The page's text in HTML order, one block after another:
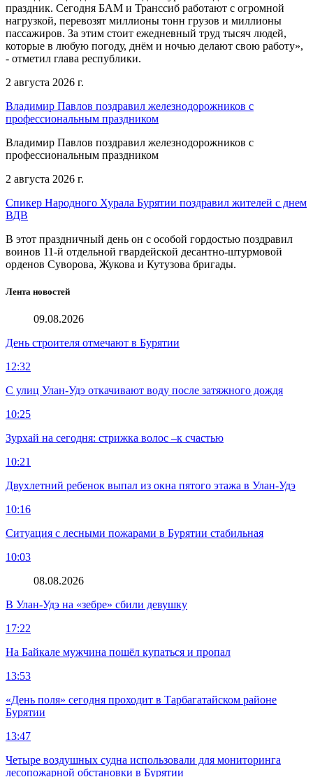
праздник. Сегодня БАМ и Транссиб работают с огромной
нагрузкой, перевозят миллионы тонн грузов и миллионы
пассажиров. За этим стоит ежедневный труд тысяч людей,
которые в любую погоду, днём и ночью делают свою работу»,
- отметил глава республики.
2 августа 2026 г.
Владимир Павлов поздравил железнодорожников с
профессиональным праздником
Владимир Павлов поздравил железнодорожников с
профессиональным праздником
2 августа 2026 г.
Спикер Народного Хурала Бурятии поздравил жителей с днем
ВДВ
В этот праздничный день он с особой гордостью поздравил
воинов 11-й отдельной гвардейской десантно-штурмовой
орденов Суворова, Жукова и Кутузова бригады.
Лента новостей
09.08.2026
День строителя отмечают в Бурятии
12:32
С улиц Улан-Удэ откачивают воду после затяжного дождя
10:25
Зурхай на сегодня: стрижка волос –к счастью
10:21
Двухлетний ребенок выпал из окна пятого этажа в Улан-Удэ
10:16
Ситуация с лесными пожарами в Бурятии стабильная
10:03
08.08.2026
В Улан-Удэ на «зебре» сбили девушку
17:22
На Байкале мужчина пошёл купаться и пропал
13:53
«День поля» сегодня проходит в Тарбагатайском районе
Бурятии
13:47
Четыре воздушных судна использовали для мониторинга
лесопожарной обстановки в Бурятии